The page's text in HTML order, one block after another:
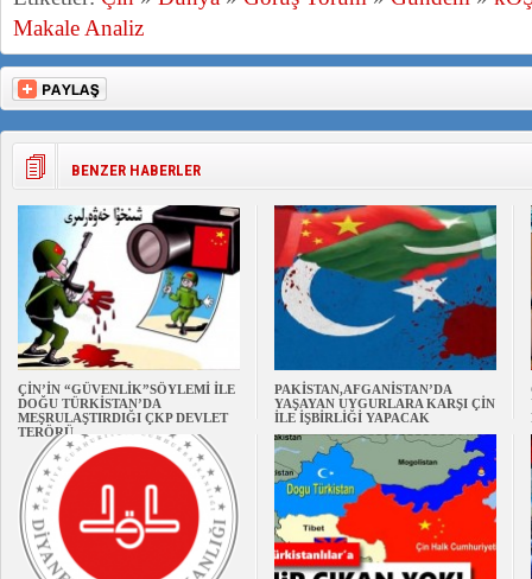
Makale Analiz
BENZER HABERLER
ÇİN’İN “GÜVENLİK”SÖYLEMİ İLE
DOĞU TÜRKİSTAN’DA
MEŞRULAŞTIRDIĞI ÇKP DEVLET
TERÖRÜ
PAKİSTAN,AFGANİSTAN’DA
YAŞAYAN UYGURLARA KARŞI ÇİN
İLE İŞBİRLİĞİ YAPACAK